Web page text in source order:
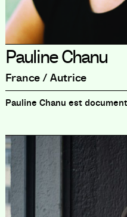
Pauline Chanu
France / Autrice
Pauline Chanu est